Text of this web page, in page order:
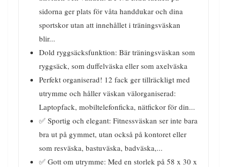
sidorna ger plats för våta handdukar och dina
sportskor utan att innehållet i träningsväskan
blir...
Dold ryggsäcksfunktion: Bär träningsväskan som
ryggsäck, som duffelväska eller som axelväska
Perfekt organiserad! 12 fack ger tillräckligt med
utrymme och håller väskan välorganiserad:
Laptopfack, mobiltelefonficka, nätfickor för din...
✅ Sportig och elegant: Fitnessväskan ser inte bara
bra ut på gymmet, utan också på kontoret eller
som resväska, bastuväska, badväska,...
✅ Gott om utrymme: Med en storlek på 58 x 30 x